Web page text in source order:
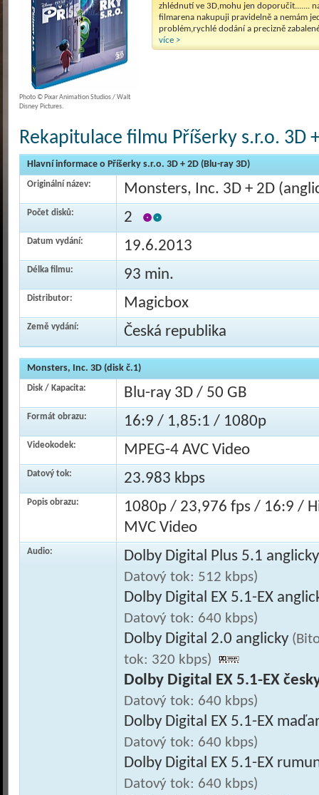
zhlédnutí ve 3D,mohu jen doporučit.......
filmarena nakupuji pravidelně a nemám
problém,rychlé dodání a precizně
více >
Photo © Pixar Animation Studios / Walt
Disney Pictures.
Rekapitulace filmu Příšerky s.r.o. 3D
Hlavní informace o Příšerky s.r.o. 3D + 2D (Blu-ray 3D)
Originální název: Monsters, Inc. 3D + 2D
Počet disků: 2
Datum vydání: 19.6.2013
Délka filmu: 93 min.
Distributor: Magicbox
Země vydání: Česká republika
Monsters, Inc. 3D (disk č.1)
Disk / Kapacita: Blu-ray 3D / 50 GB
Formát obrazu: 16:9 / 1,85:1 / 1080p
Videokodek: MPEG-4 AVC Video
Datový tok: 23.983 kbps
Popis obrazu:
1080p / 23,976 fps / 16:9 /
MVC Video
Audio: Dolby Digital Plus 5.1
Datový tok: 512 kbps)
Dolby Digital EX 5.1-EX
Datový tok: 640 kbps)
Dolby Digital 2.0 anglicky
tok: 320 kbps)
Dolby Digital EX 5.1-EX
Datový tok: 640 kbps)
Dolby Digital EX 5.1-EX
Datový tok: 640 kbps)
Dolby Digital EX 5.1-EX
Datový tok: 640 kbps)